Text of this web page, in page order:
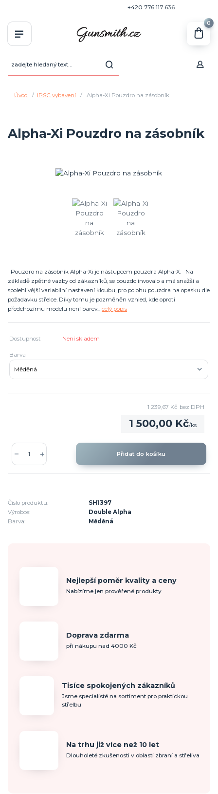
+420 776 117 636
0
Úvod IPSC vybavení Alpha-Xi Pouzdro na zásobník
Alpha-Xi Pouzdro na zásobník
Pouzdro na zásobník Alpha-Xi je nástupcem pouzdra Alpha-X. Na
základě zpětné vazby od zákazníků, se pouzdo invovalo a má snažší a
spolehlivější variabilní nastavení kloubu, pro polohu pouzdra na opasku dle
požadavku střelce. Díky tomu je pozměněn vzhled, kde oproti
předchozímu modelu není barev... celý popis
Dostupnost Není skladem
Barva
1 500,00 Kč/ks
1 239,67 Kč bez DPH
Přidat do košíku
Číslo produktu:
SH1397
Výrobce:
Double Alpha
Barva:
Měděná
Nejlepší poměr kvality a ceny
Nabízíme jen prověřené produkty
Doprava zdarma
při nákupu nad 4000 Kč
Tisíce spokojených zákazníků
Jsme specialisté na sortiment pro praktickou
střelbu
Na trhu již více než 10 let
Dlouholeté zkušenosti v oblasti zbraní a střeliva